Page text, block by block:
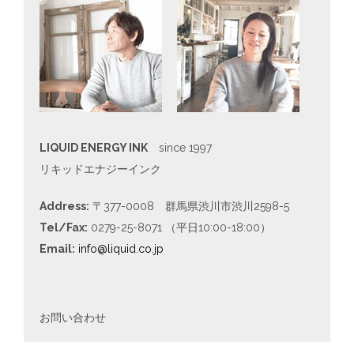
LIQUID ENERGY INK since 1997
リキッドエナジーインク
Address: 〒377-0008 群馬県渋川市渋川2598-5
Tel/Fax: 0279-25-8071 （平日10:00-18:00）
Email: info@liquid.co.jp
お問い合わせ